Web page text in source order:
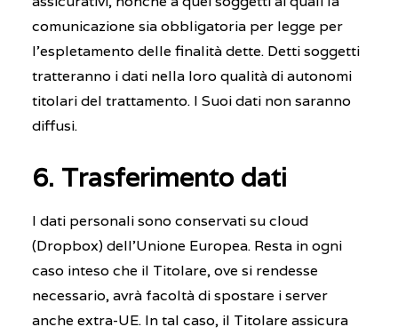
comunicazione sia obbligatoria per legge per
l’espletamento delle finalità dette. Detti soggetti
tratteranno i dati nella loro qualità di autonomi
titolari del trattamento. I Suoi dati non saranno
diffusi.
6. Trasferimento dati
I dati personali sono conservati su cloud
(Dropbox) dell’Unione Europea. Resta in ogni
caso inteso che il Titolare, ove si rendesse
necessario, avrà facoltà di spostare i server
anche extra-UE. In tal caso, il Titolare assicura